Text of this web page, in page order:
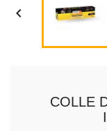

COLLE